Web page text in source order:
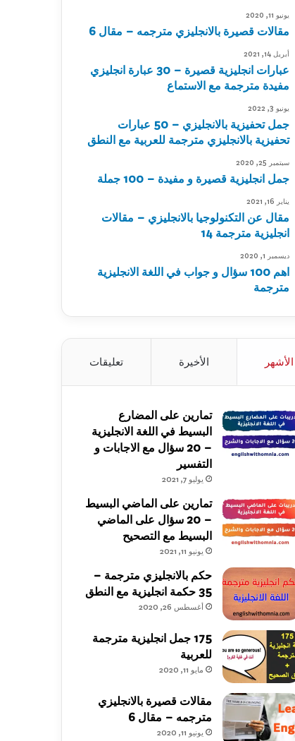
يونيو 11, 2020
مقالات قصيرة بالانجليزي مترجمه – مقال 6
أبريل 14, 2021
عبارات انجليزية قصيرة – 30 عبارة انجليزي
مفيدة مترجمة مع الاستماع
يونيو 3, 2022
جمل تحفيزية بالانجليزي – 50 عبارات
تحفيزية بالانجليزي مترجمة للعربية مع النطق
سبتمبر 25, 2020
جمل انجليزية قصيرة و مفيدة – 100 جملة
يناير 16, 2021
مقال عن التكنولوجيا بالانجليزي – مقالات
انجليزية مترجمة 14
ديسمبر 1, 2020
اهم 100 سؤال و جواب في اللغة الانجليزية
مترجمة
الأشهر الأخيرة تعليقات
تمارين على المضارع
البسيط في اللغة الانجليزية
– 20 سؤال مع الاجابات و
التفسير
يوليو 7, 2021
تمارين على الماضي البسيط
– 20 سؤال على الماضي
البسيط مع التصحيح
يونيو 11, 2021
حكم بالانجليزي مترجمة –
35 حكمة انجليزية مع النطق
أغسطس 26, 2020
175 جمل انجليزية مترجمة
للعربية
مايو 11, 2020
مقالات قصيرة بالانجليزي
مترجمه – مقال 6
يونيو 11, 2020